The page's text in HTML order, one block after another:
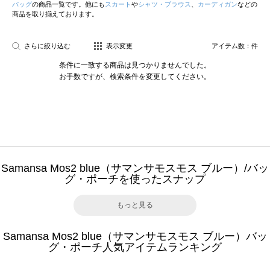
バッグの商品一覧です。他にも スカート やシャツ・ブラウス カーディガンなどの
商品を取り揃えております。
さらに絞り込む 表示変更 アイテム数： 件
条件に一致する商品は見つかりませんでした。
お手数ですが、検索条件を変更してください。
Samansa Mos2 blue（サマンサモスモス ブルー）/バッ
グ・ポーチを使ったスナップ
もっと見る
Samansa Mos2 blue（サマンサモスモス ブルー）バッ
グ・ポーチ人気アイテムランキング